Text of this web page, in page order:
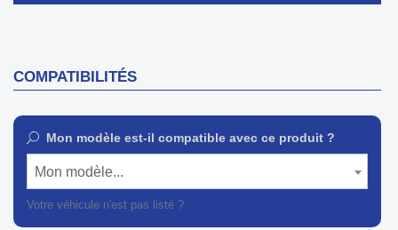
COMPATIBILITÉS
Mon modèle est-il compatible avec ce produit ?
Mon modèle...
Votre véhicule n'est pas listé ?